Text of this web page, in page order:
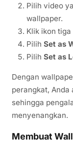
Pilih video
wallpaper.
Klik ikon
Pilih Set as
Pilih Set as
Dengan
perangkat, Anda
sehingga
menyenangkan.
Membuat